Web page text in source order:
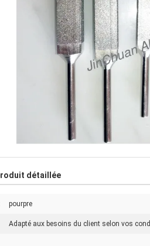
détaillée
pourpre
Adapté aux besoins du client selon vos